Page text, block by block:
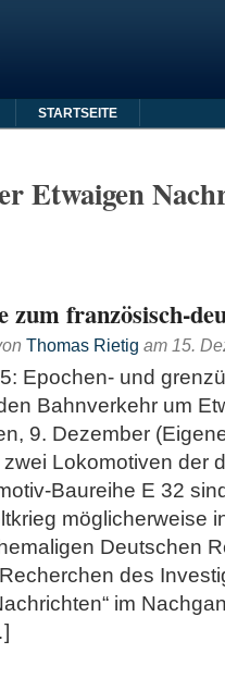
STARTSEITE
Etwaigen
zum französisch-
Thomas Rietig am 15.
Epochen- und
Bahnverkehr um
9. Dezember
Lokomotiven der
Baureihe E 32
möglicher­weise
Deutschen
des
im